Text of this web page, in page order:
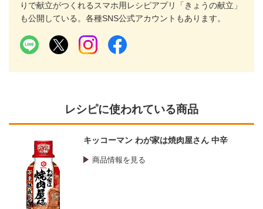
りで献立がつくれるスマホ用レシピアプリ「きょうの献立」
も公開している。各種SNS公式アカウントもあります。
レシピに使われている商品
キッコーマン わが家は焼肉屋さん 中辛
商品情報を見る